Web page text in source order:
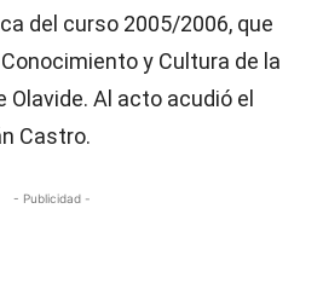
del curso 2005/2006, que
y Cultura de la
Olavide. Al acto acudió el
Castro.
- Publicidad -